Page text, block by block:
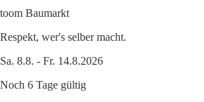
toom Baumarkt
Respekt, wer's selber macht.
Sa. 8.8. - Fr. 14.8.2026
Noch 6 Tage gültig